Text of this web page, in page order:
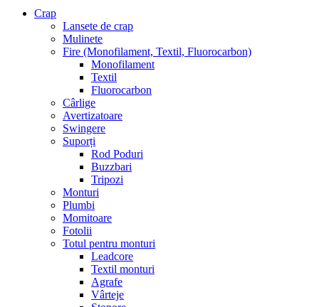
Crap
Lansete de crap
Mulinete
Fire (Monofilament, Textil, Fluorocarbon)
Monofilament
Textil
Fluorocarbon
Cârlige
Avertizatoare
Swingere
Suporți
Rod Poduri
Buzzbari
Tripozi
Monturi
Plumbi
Momitoare
Fotolii
Totul pentru monturi
Leadcore
Textil monturi
Agrafe
Vârteje